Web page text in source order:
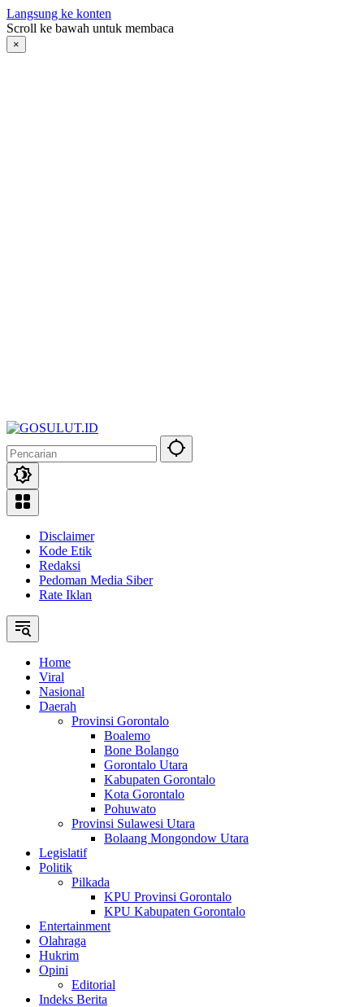
Langsung ke konten
Scroll ke bawah untuk membaca
×
Disclaimer
Kode Etik
Redaksi
Pedoman Media Siber
Rate Iklan
Home
Viral
Nasional
Daerah
Provinsi Gorontalo
Boalemo
Bone Bolango
Gorontalo Utara
Kabupaten Gorontalo
Kota Gorontalo
Pohuwato
Provinsi Sulawesi Utara
Bolaang Mongondow Utara
Legislatif
Politik
Pilkada
KPU Provinsi Gorontalo
KPU Kabupaten Gorontalo
Entertainment
Olahraga
Hukrim
Opini
Editorial
Indeks Berita